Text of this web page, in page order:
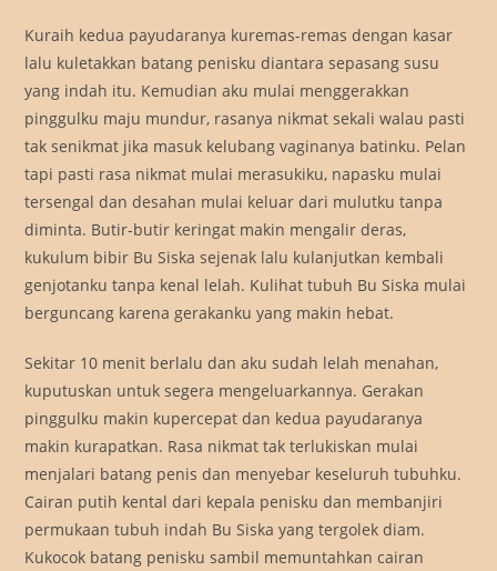
Kuraih kedua payudaranya kuremas-remas dengan kasar
lalu kuletakkan batang penisku diantara sepasang susu
yang indah itu. Kemudian aku mulai menggerakkan
pinggulku maju mundur, rasanya nikmat sekali walau pasti
tak senikmat jika masuk kelubang vaginanya batinku. Pelan
tapi pasti rasa nikmat mulai merasukiku, napasku mulai
tersengal dan desahan mulai keluar dari mulutku tanpa
diminta. Butir-butir keringat makin mengalir deras,
kukulum bibir Bu Siska sejenak lalu kulanjutkan kembali
genjotanku tanpa kenal lelah. Kulihat tubuh Bu Siska mulai
berguncang karena gerakanku yang makin hebat.
Sekitar 10 menit berlalu dan aku sudah lelah menahan,
kuputuskan untuk segera mengeluarkannya. Gerakan
pinggulku makin kupercepat dan kedua payudaranya
makin kurapatkan. Rasa nikmat tak terlukiskan mulai
menjalari batang penis dan menyebar keseluruh tubuhku.
Cairan putih kental dari kepala penisku dan membanjiri
permukaan tubuh indah Bu Siska yang tergolek diam.
Kukocok batang penisku sambil memuntahkan cairan